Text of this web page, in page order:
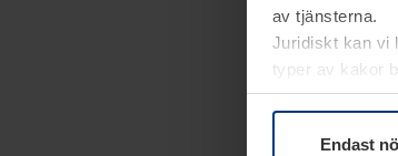
av tjänsterna.
Juridiskt kan vi
typer av kakor
kakor under
Endast